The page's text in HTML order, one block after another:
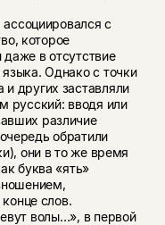
с
которое
в отсутствие
Однако с точки
других заставляли
русский: вводя или
различие
обратили
они в то же время
буква «ять»
слов.
волы…», в первой